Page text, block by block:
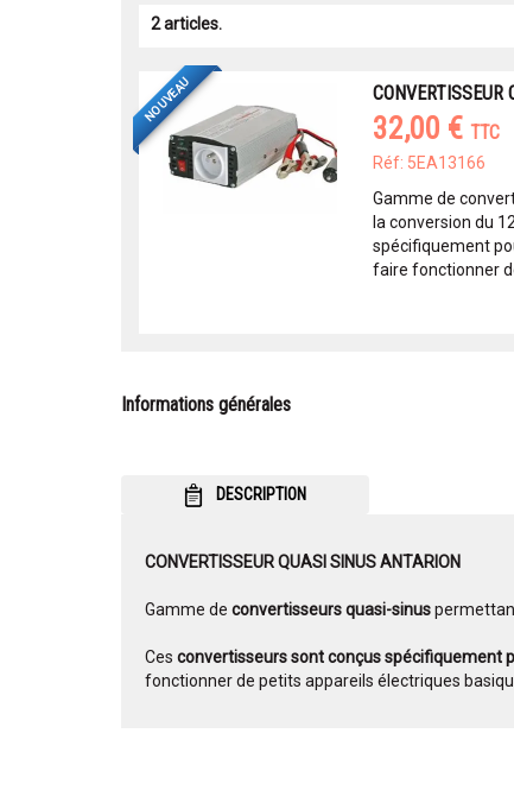
2 articles.
NOUVEAU CONVERTISSEUR
32,00 € TTC
Réf: 5EA13166
Gamme de
la conversion du
spécifiquement
faire fonctionner
Informations générales
DESCRIPTION
CONVERTISSEUR QUASI SINUS ANTARION
Gamme de convertisseurs quasi-sinus
Ces convertisseurs sont conçus spécifiquement
fonctionner de petits appareils électriques